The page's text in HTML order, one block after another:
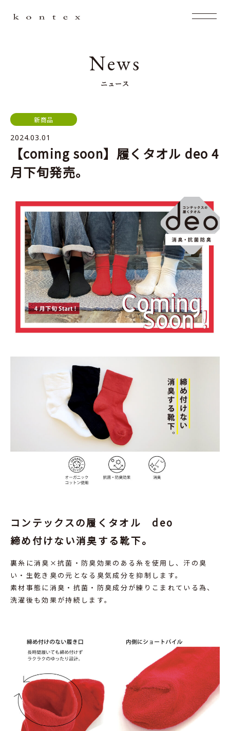
News
ニュース
新商品
2024.03.01
【coming soon】履くタオル deo 4
月下旬発売。
コンテックスの履くタオル deo
締め付けない消臭する靴下。
裏糸に消臭×抗菌・防臭効果のある糸を使用し、汗の臭
い・生乾き臭の元となる臭気成分を抑制します。
素材事態に消臭・抗菌・防臭成分が練りこまれている為、
洗濯後も効果が持続します。